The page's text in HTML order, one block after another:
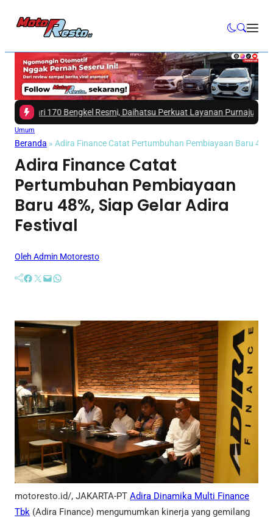
dari 170 Bengkel Resmi, Daihatsu Perkuat Layanan Purnajual|#3 -
Umum
Beranda » Adira Finance Catat Pertumbuhan Pembiayaan Baru
Adira Finance Catat
Pertumbuhan Pembiayaan
Baru 48%, Siap Gelar Adira
Festival
Oleh Admin Motoresto
Facebook Twitter Mail WhatsApp
motoresto.id/, JAKARTA-PT Adira Dinamika Multi Finance
Tbk (Adira Finance) mengumumkan kinerja yang gemilang